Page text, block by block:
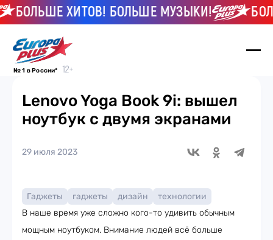
БОЛЬШЕ ХИТОВ! БОЛЬШЕ МУЗЫКИ!
№ 1 в России*
Lenovo Yoga Book 9i: вышел
ноутбук с двумя экранами
29 июля 2023
Гаджеты гаджеты дизайн
технологии
В наше время уже сложно кого-то удивить обычным
мощным ноутбуком. Внимание людей всё больше